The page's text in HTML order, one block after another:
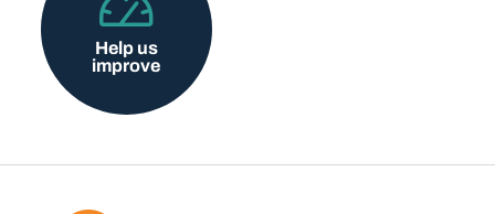
Help us
improve